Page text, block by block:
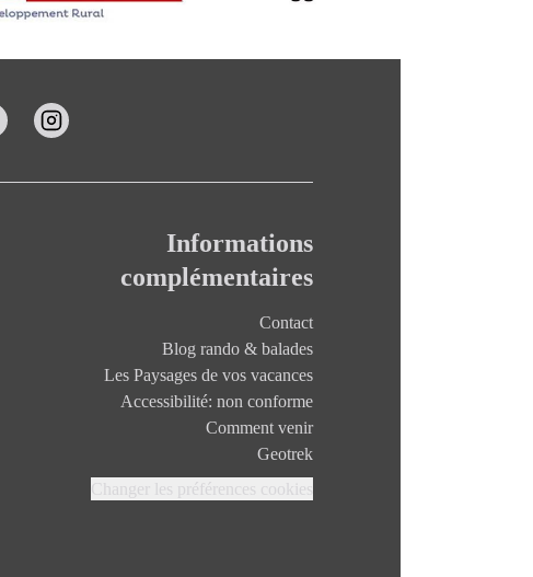
Informations
complémentaires
Contact
Blog rando & balades
Les Paysages de vos vacances
Accessibilité: non conforme
Comment venir
Geotrek
Changer les préférences cookies